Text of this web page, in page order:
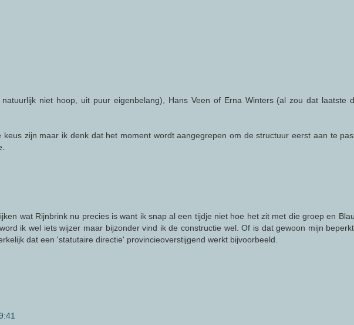
niet hoop, uit puur eigenbelang), Hans Veen of Erna Winters (al zou dat laatste
zijn maar ik denk dat het moment wordt aangegrepen om de structuur eerst aan te
wat Rijnbrink nu precies is want ik snap al een tijdje niet hoe het zit met die groep en
ik wel iets wijzer maar bijzonder vind ik de constructie wel. Of is dat gewoon mijn
dat een 'statutaire directie' provincieoverstijgend werkt bijvoorbeeld.